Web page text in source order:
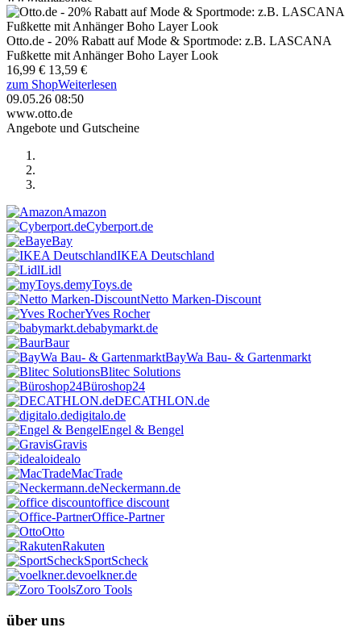
Otto.de - 20% Rabatt auf Mode & Sportmode: z.B. LASCANA
Fußkette mit Anhänger Boho Layer Look
16,99 € 13,59 €
zum ShopWeiterlesen
09.05.26 08:50
www.otto.de
Angebote und Gutscheine
Amazon
Cyberport.de
eBay
IKEA Deutschland
Lidl
myToys.de
Netto Marken-Discount
Yves Rocher
babymarkt.de
Baur
BayWa Bau- & Gartenmarkt
Blitec Solutions
Büroshop24
DECATHLON.de
digitalo.de
Engel & Bengel
Gravis
idealo
MacTrade
Neckermann.de
office discount
Office-Partner
Otto
Rakuten
SportScheck
voelkner.de
Zoro Tools
über uns